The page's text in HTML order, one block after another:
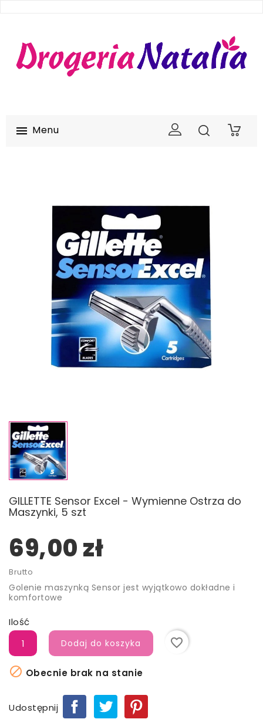
 Menu 0
GILLETTE Sensor Excel - Wymienne Ostrza do
Maszynki, 5 szt
69,00 zł
Brutto
Golenie maszynką Sensor jest wyjątkowo dokładne i
komfortowe
Ilość
Dodaj do koszyka favorite_border
 Obecnie brak na stanie
Udostępnij